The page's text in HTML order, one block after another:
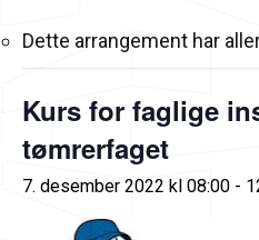
Dette arrangement har
Kurs for faglige
tømrerfaget
7. desember 2022 kl 08:00 -